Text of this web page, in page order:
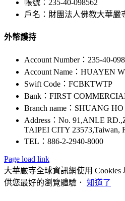
帳號：235-40-098562
戶名：財團法人佛教大華嚴
外幣護持
Account Number：235-40-
Account Name：HUAYEN
Swift Code：FCBKTWTP
Bank：FIRST
Branch name：SHUANG
Address：No. 91,ANLE
TAIPEI CITY 23573,Taiwan,
TEL：886-2-2940-8000
Page load link
大華嚴寺全球資訊網使用
供您最好的瀏覽體驗． 知道了